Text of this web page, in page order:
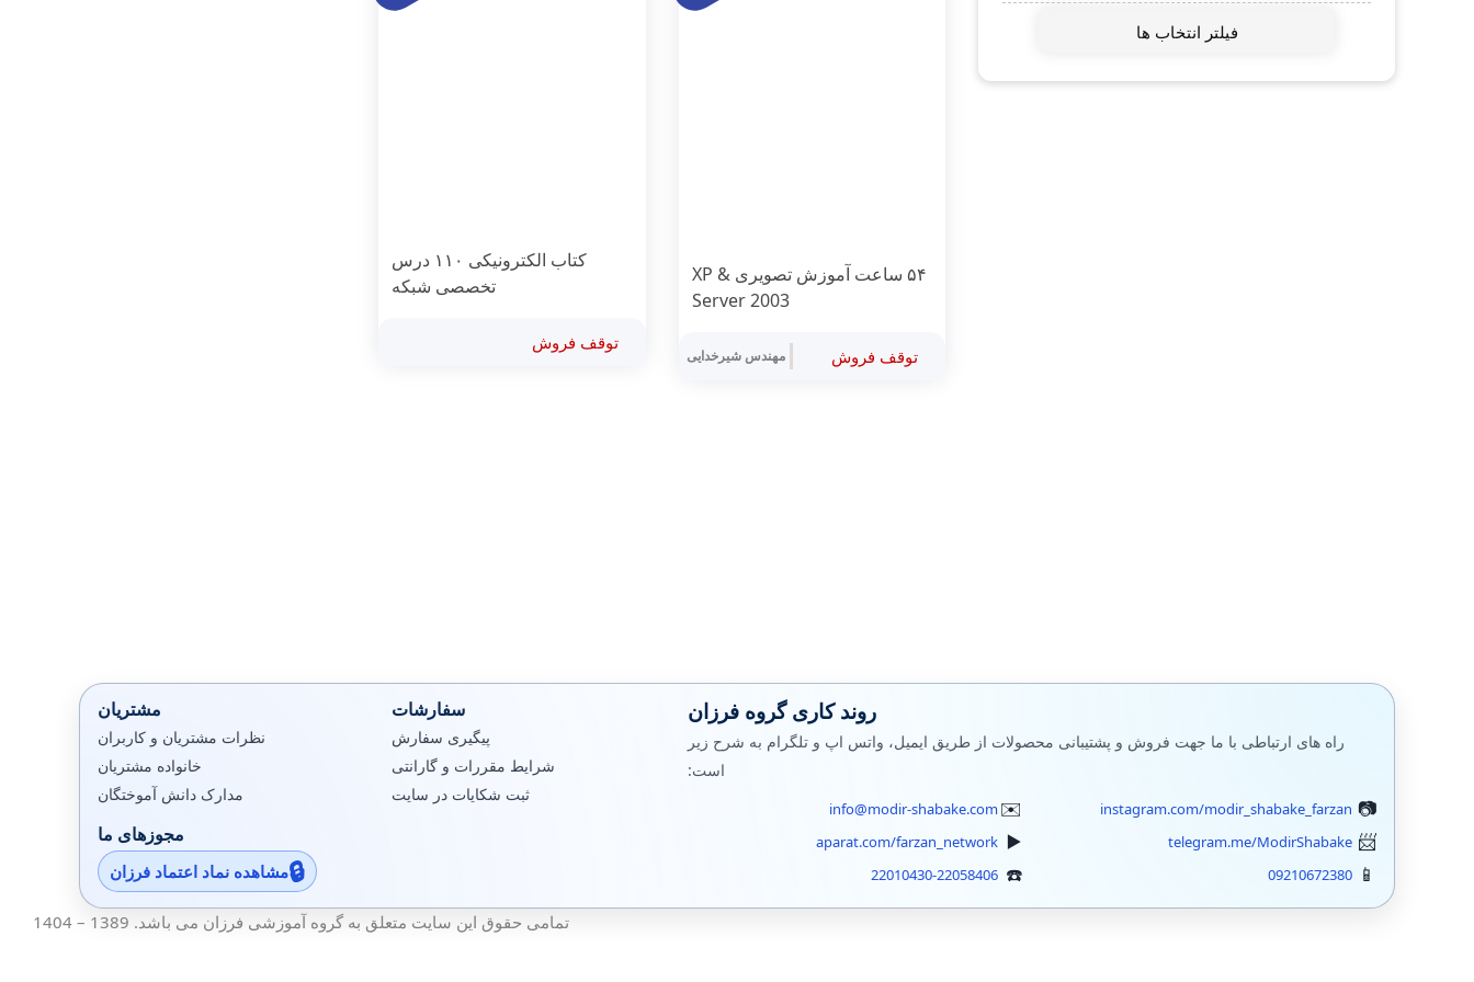
مانيتورينگ شبکه
سرور اچ پی
فیلتر انتخاب ها
۵۴ ساعت آموزش تصویری XP &
Server 2003
توقف فروش مهندس شیرخدایی
کتاب الکترونیکی ۱۱۰ درس
تخصصی شبکه
توقف فروش
روند کاری گروه فرزان
راه های ارتباطی با ما جهت فروش و پشتیبانی محصولات از طریق ایمیل، واتس اپ و تلگرام به شرح زیر
است:
instagram.com/modir_shabake_farzan
info@modir-shabake.com
telegram.me/ModirShabake
aparat.com/farzan_network
09210672380
22010430-22058406
سفارشات
پیگیری سفارش
شرایط مقررات و گارانتی
ثبت شکایات در سایت
مشتریان
نظرات مشتریان و کاربران
خانواده مشتریان
مدارک دانش آموختگان
مجوزهای ما
مشاهده نماد اعتماد فرزان
تمامی حقوق این سایت متعلق به گروه آموزشی فرزان می باشد. 1389 – 1404